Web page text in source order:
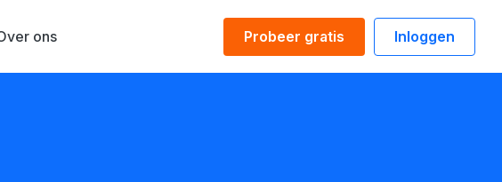
Probeer gratis Inloggen
ons